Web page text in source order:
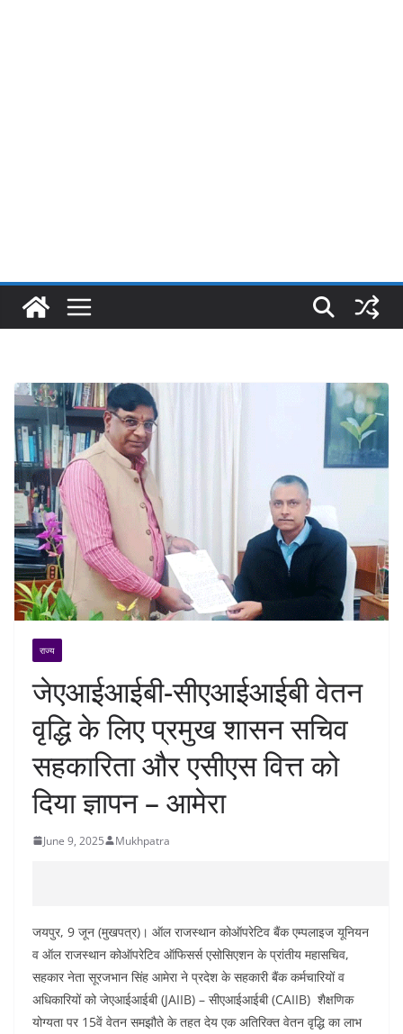
राज्य
जेएआईआईबी-सीएआईआईबी वेतन
वृद्धि के लिए प्रमुख शासन सचिव
सहकारिता और एसीएस वित्त को
दिया ज्ञापन – आमेरा
June 9, 2025 Mukhpatra
जयपुर, 9 जून (मुखपत्र)। ऑल राजस्थान कोऑपरेटिव बैंक एम्पलाइज यूनियन
व ऑल राजस्थान कोऑपरेटिव ऑफिसर्स एसोसिएशन के प्रांतीय महासचिव,
सहकार नेता सूरजभान सिंह आमेरा ने प्रदेश के सहकारी बैंक कर्मचारियों व
अधिकारियों को जेएआईआईबी (JAIIB) – सीएआईआईबी (CAIIB) शैक्षणिक
योग्यता पर 15वें वेतन समझौते के तहत देय एक अतिरिक्त वेतन वृद्धि का लाभ